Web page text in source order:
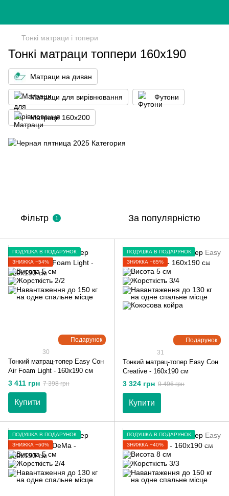
Тонкі матраци і топери
Тонкі матраци топпери 160x190
Матраци на диван
Матраци для вирівнювання Футони
Матраци 160x200
Фільтр 1 За популярністю
Подарунок
ПОДУШКА В ПОДАРУНОК
ЗНИЖКА −54%
30
Тонкий матрац-топер Easy Сон
Air Foam Light - 160х190 см
3 411 грн 7 398 грн
Купити
Подарунок
ПОДУШКА В ПОДАРУНОК
ЗНИЖКА −65%
31
Тонкий матрац-топер Easy Сон
Creative - 160х190 см
3 324 грн 9 496 грн
Купити
ПОДУШКА В ПОДАРУНОК
ЗНИЖКА −60%
ПОДУШКА В ПОДАРУНОК
ЗНИЖКА −40%